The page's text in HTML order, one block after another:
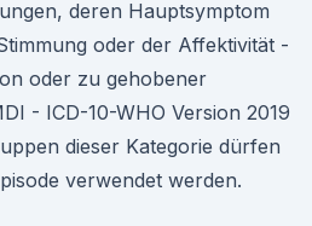
deren Hauptsymptom
oder der Affektivität -
oder zu gehobener
- ICD-10-WHO Version 2019
dieser Kategorie dürfen
verwendet werden.